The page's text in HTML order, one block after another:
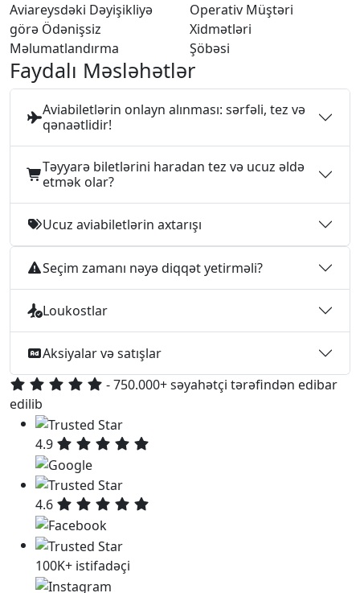
Aviareysdəki Dəyişikliyə
görə Ödənişsiz
Məlumatlandırma
Operativ Müştəri
Xidmətləri
Şöbəsi
Faydalı Məsləhətlər
Aviabiletlərin onlayn alınması: sərfəli, tez və
qənaətlidir!
Təyyarə biletlərini haradan tez və ucuz əldə
etmək olar?
Ucuz aviabiletlərin axtarışı
Seçim zamanı nəyə diqqət yetirməli?
Loukostlar
Aksiyalar və satışlar
- 750.000+ səyahətçi tərəfindən edibar
edilib
4.9
4.6
100K+ istifadəçi